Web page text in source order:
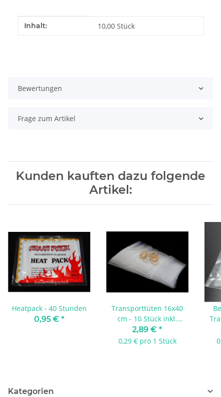
Produkteigenschaft
Wert
Inhalt: 10,00 Stück
Bewertungen
Frage zum Artikel
Kunden kauften dazu folgende
Artikel:
Heatpack - 40 Stunden
0,95 € *
Transporttüten 16x40
cm - 10 Stück inkl.
Gummiringen
2,89 € *
0,29 € pro 1 Stück
Kategorien